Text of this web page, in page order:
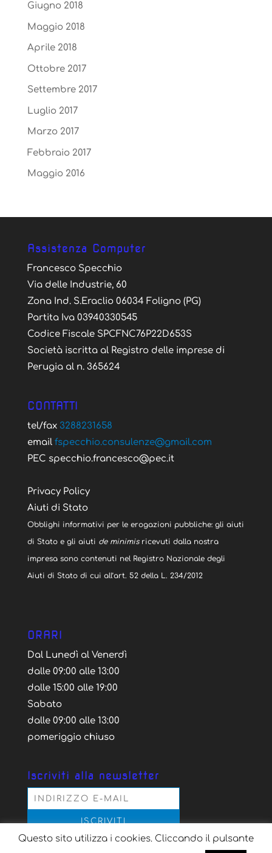
Giugno 2018
Maggio 2018
Aprile 2018
Ottobre 2017
Settembre 2017
Luglio 2017
Marzo 2017
Febbraio 2017
Maggio 2016
Assistenza Computer
Francesco Specchio
Via delle Industrie, 60
Zona Ind. S.Eraclio 06034 Foligno (PG)
Partita Iva 03940330545
Codice Fiscale SPCFNC76P22D653S
Società iscritta al Registro delle imprese di
Perugia al n. 365624
CONTATTI
tel/fax 3288231658
email fspecchio.consulenze@gmail.com
PEC specchio.francesco@pec.it
Privacy Policy
Aiuti di Stato
Obblighi informativi per le erogazioni pubbliche: gli aiuti
di Stato e gli aiuti de minimisricevuti dalla nostra
impresa sono contenuti nel Registro Nazionale degli
Aiuti di Stato di cui all’art. 52 della L. 234/2012
ORARI
Dal Lunedì al Venerdì
dalle 09:00 alle 13:00
dalle 15:00 alle 19:00
Sabato
dalle 09:00 alle 13:00
pomeriggio chiuso
Iscriviti alla newsletter
Acconsento al trattamento dei dati personali
Questo sito utilizza i cookies. Cliccando il pulsante